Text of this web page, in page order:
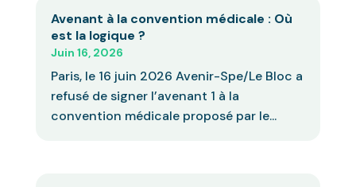
Avenant à la convention médicale : Où
est la logique ?
Juin 16, 2026
Paris, le 16 juin 2026 Avenir-Spe/Le Bloc a
refusé de signer l’avenant 1 à la
convention médicale proposé par le...